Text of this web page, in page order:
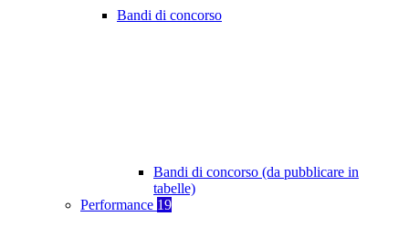
Bandi di concorso
Bandi di concorso (da pubblicare in
tabelle)
Performance 19